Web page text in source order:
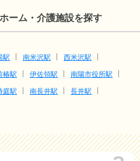
ーム・介護施設を探す
駅 南米沢駅
西米沢駅
椿駅 伊佐領駅
南陽市役所駅
庭駅 南長井駅
長井駅